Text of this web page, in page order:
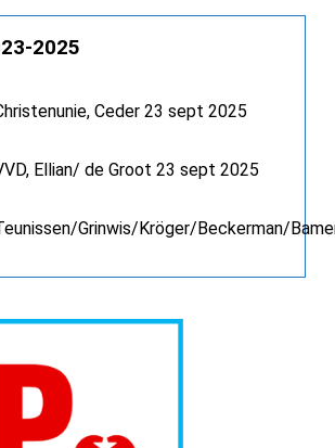
2025
Ceder 23 sept 2025
Ellian/ de Groot 23 sept 2025
Grinwis/Kröger/Beckerman/